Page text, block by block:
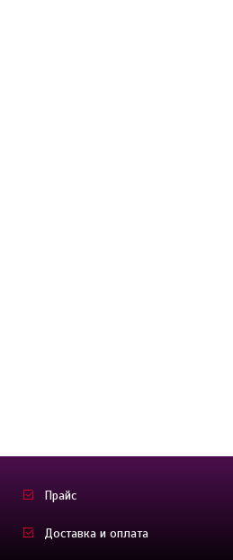
Прайс
Доставка и оплата